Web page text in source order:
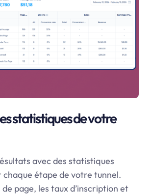
statistiques de votre
avec des statistiques
chaque étape de votre tunnel.
de page, les taux d’inscription et